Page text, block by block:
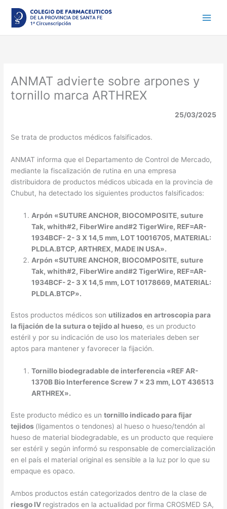
contenido
ANMAT advierte sobre arpones y
tornillo marca ARTHREX
25/03/2025
Se trata de productos médicos falsificados.
ANMAT informa que el Departamento de Control de Mercado,
mediante la fiscalización de rutina en una empresa
distribuidora de productos médicos ubicada en la provincia de
Chubut, ha detectado los siguientes productos falsificados:
Arpón «SUTURE ANCHOR, BIOCOMPOSITE, suture
Tak, whith#2, FiberWire and#2 TigerWire, REF=AR-
1934BCF- 2- 3 X 14,5 mm, LOT 10016705, MATERIAL:
PLDLA.BTCP, ARTHREX, MADE IN USA».
Arpón «SUTURE ANCHOR, BIOCOMPOSITE, suture
Tak, whith#2, FiberWire and#2 TigerWire, REF=AR-
1934BCF- 2- 3 X 14,5 mm, LOT 10178669, MATERIAL:
PLDLA.BTCP».
Estos productos médicos son utilizados en artroscopia para
la fijación de la sutura o tejido al hueso, es un producto
estéril y por su indicación de uso los materiales deben ser
aptos para mantener y favorecer la fijación.
Tornillo biodegradable de interferencia «REF AR-
1370B Bio Interference Screw 7 x 23 mm, LOT 436513
ARTHREX».
Este producto médico es untornillo indicado para fijar
tejidos (ligamentos o tendones) al hueso o hueso/tendón al
hueso de material biodegradable, es un producto que requiere
ser estéril y según informó su responsable de comercialización
en el país el material original es sensible a la luz por lo que su
empaque es opaco.
Ambos productos están categorizados dentro de la clase de
riesgo IV registrados en la actualidad por firma CROSMED SA,